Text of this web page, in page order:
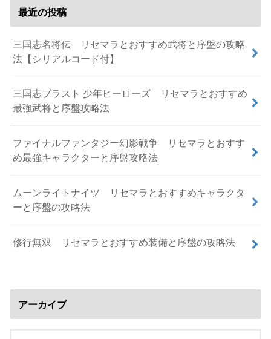
最近の投稿
三国志名将伝 リセマラとおすすめ武将と序盤の攻略
法【シリアルコード付】
三国志ブラスト 少年ヒーローズ リセマラとおすすめ
最強武将と序盤攻略法
ファイナルファンタジー幻影戦争 リセマラとおすす
め最強キャラクターと序盤攻略法
ムーンライトナイツ リセマラとおすすめキャラクタ
ーと序盤の攻略法
修行無双 リセマラとおすすめ装備と序盤の攻略法
アーカイブ